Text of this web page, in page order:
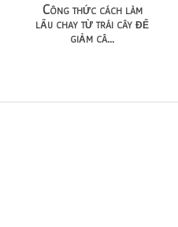
Công thức cách làm
lẩu chay từ trái cây để
giảm câ...